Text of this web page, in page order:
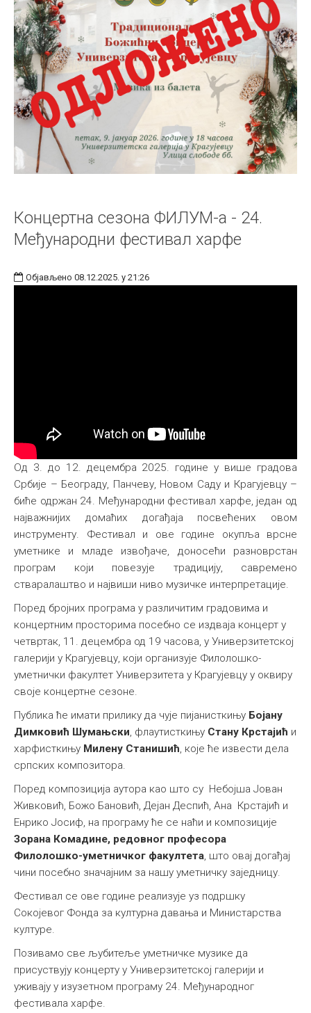
Концертна сезона ФИЛУМ-а - 24.
Међународни фестивал харфе
Објављено 08.12.2025. у 21:26
Од 3. до 12. децембра 2025. године у више градова
Србије – Београду, Панчеву, Новом Саду и Крагујевцу –
биће одржан 24. Међународни фестивал харфе, један од
најважнијих домаћих догађаја посвећених овом
инструменту. Фестивал и ове године окупља врсне
уметнике и младе извођаче, доносећи разноврстан
програм који повезује традицију, савремено
стваралаштво и највиши ниво музичке интерпретације.
Поред бројних програма у различитим градовима и
концертним просторима посебно се издваја концерт у
четвртак, 11. децембра од 19 часова, у Универзитетској
галерији у Крагујевцу, који организује Филолошко-
уметнички факултет Универзитета у Крагујевцу у оквиру
своје концертне сезоне.
Публика ће имати прилику да чује пијанисткињу Бојану
Димковић Шумањски, флаутисткињу Стану Крстајић и
харфисткињу Милену Станишић, које ће извести дела
српских композитора.
Поред композиција аутора као што су Небојша Јован
Живковић, Божо Бановић, Дејан Деспић, Ана Крстајић и
Енрико Јосиф, на програму ће се наћи и композиције
Зорана Комадине, редовног професора
Филолошко-уметничког факултета, што овај догађај
чини посебно значајним за нашу уметничку заједницу.
Фестивал се ове године реализује уз подршку
Сокојевог Фонда за културна давања и Министарства
културе.
Позивамо све љубитеље уметничке музике да
присуствују концерту у Универзитетској галерији и
уживају у изузетном програму 24. Међународног
фестивала харфе.